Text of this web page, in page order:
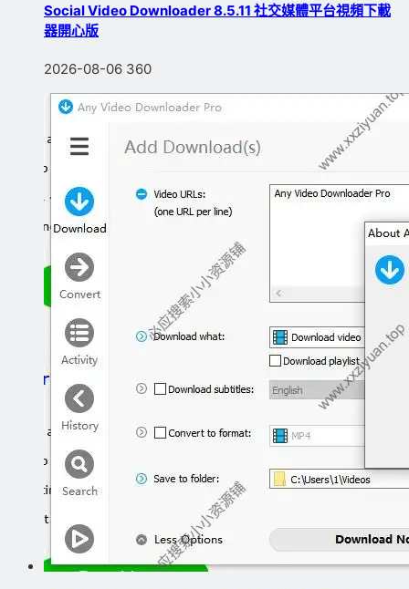
Social Video Downloader 8.5.11 社交媒體平台視頻下載
器開心版
2026-08-06 360